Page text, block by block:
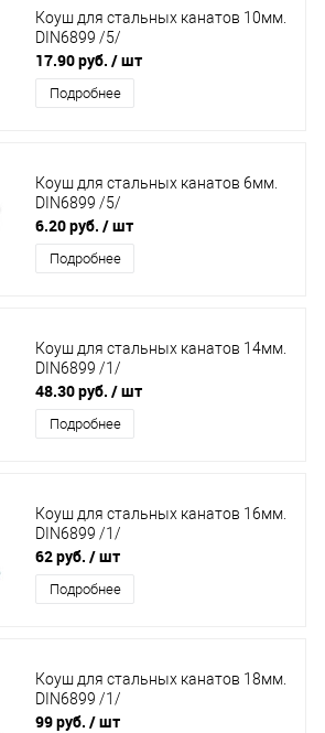
Коуш для стальных канатов 10мм.
DIN6899 /5/
17.90 руб. / шт
Подробнее
Коуш для стальных канатов 6мм.
DIN6899 /5/
6.20 руб. / шт
Подробнее
Коуш для стальных канатов 14мм.
DIN6899 /1/
48.30 руб. / шт
Подробнее
Коуш для стальных канатов 16мм.
DIN6899 /1/
62 руб. / шт
Подробнее
Коуш для стальных канатов 18мм.
DIN6899 /1/
99 руб. / шт